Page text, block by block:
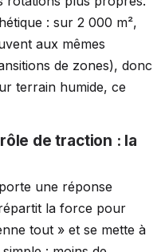
: sur 2 000 m²,
aux mêmes
de zones), donc
terrain humide, ce
de traction : la
une réponse
la force pour
tout » et se mette à